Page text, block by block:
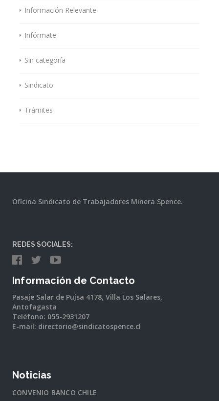
Información Relevante
Infórmate
Sin categoría
Sindicato
Trámites
Oficina Sindicato de Trabajadores Minera Spence.
REDES SOCIALES:
Información de Contacto
Pasaje Salar de Pujsa 4178, Villa Los Salares,
Antofagasta
Teléfono: 055-2931207
E-mail: directorio@sindicatospence.cl
Noticias
CONVENIO BANCO CHILE